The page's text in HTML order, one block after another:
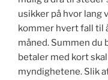
usikker på hvor lang
kommer hvert fall til
måned. Summen
betaler med kort
myndighetene. Slik